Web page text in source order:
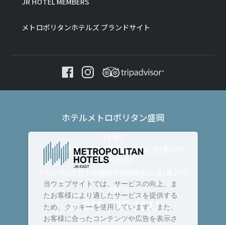
メトロポリタンホテルズ ブランドサイト
ホテルメトロポリタン盛岡
〒020-0034 岩手県盛岡市盛岡駅前通1番44号
【NEWWING】
＜ 代表 ＞
TEL :019-625-1211
当ウェブサイトでは、サービスの向上、ま
たお客様により適したサービスを提供する
ため、クッキーを使用しています。また、
お客様に合ったコンテンツや広告を表示さ